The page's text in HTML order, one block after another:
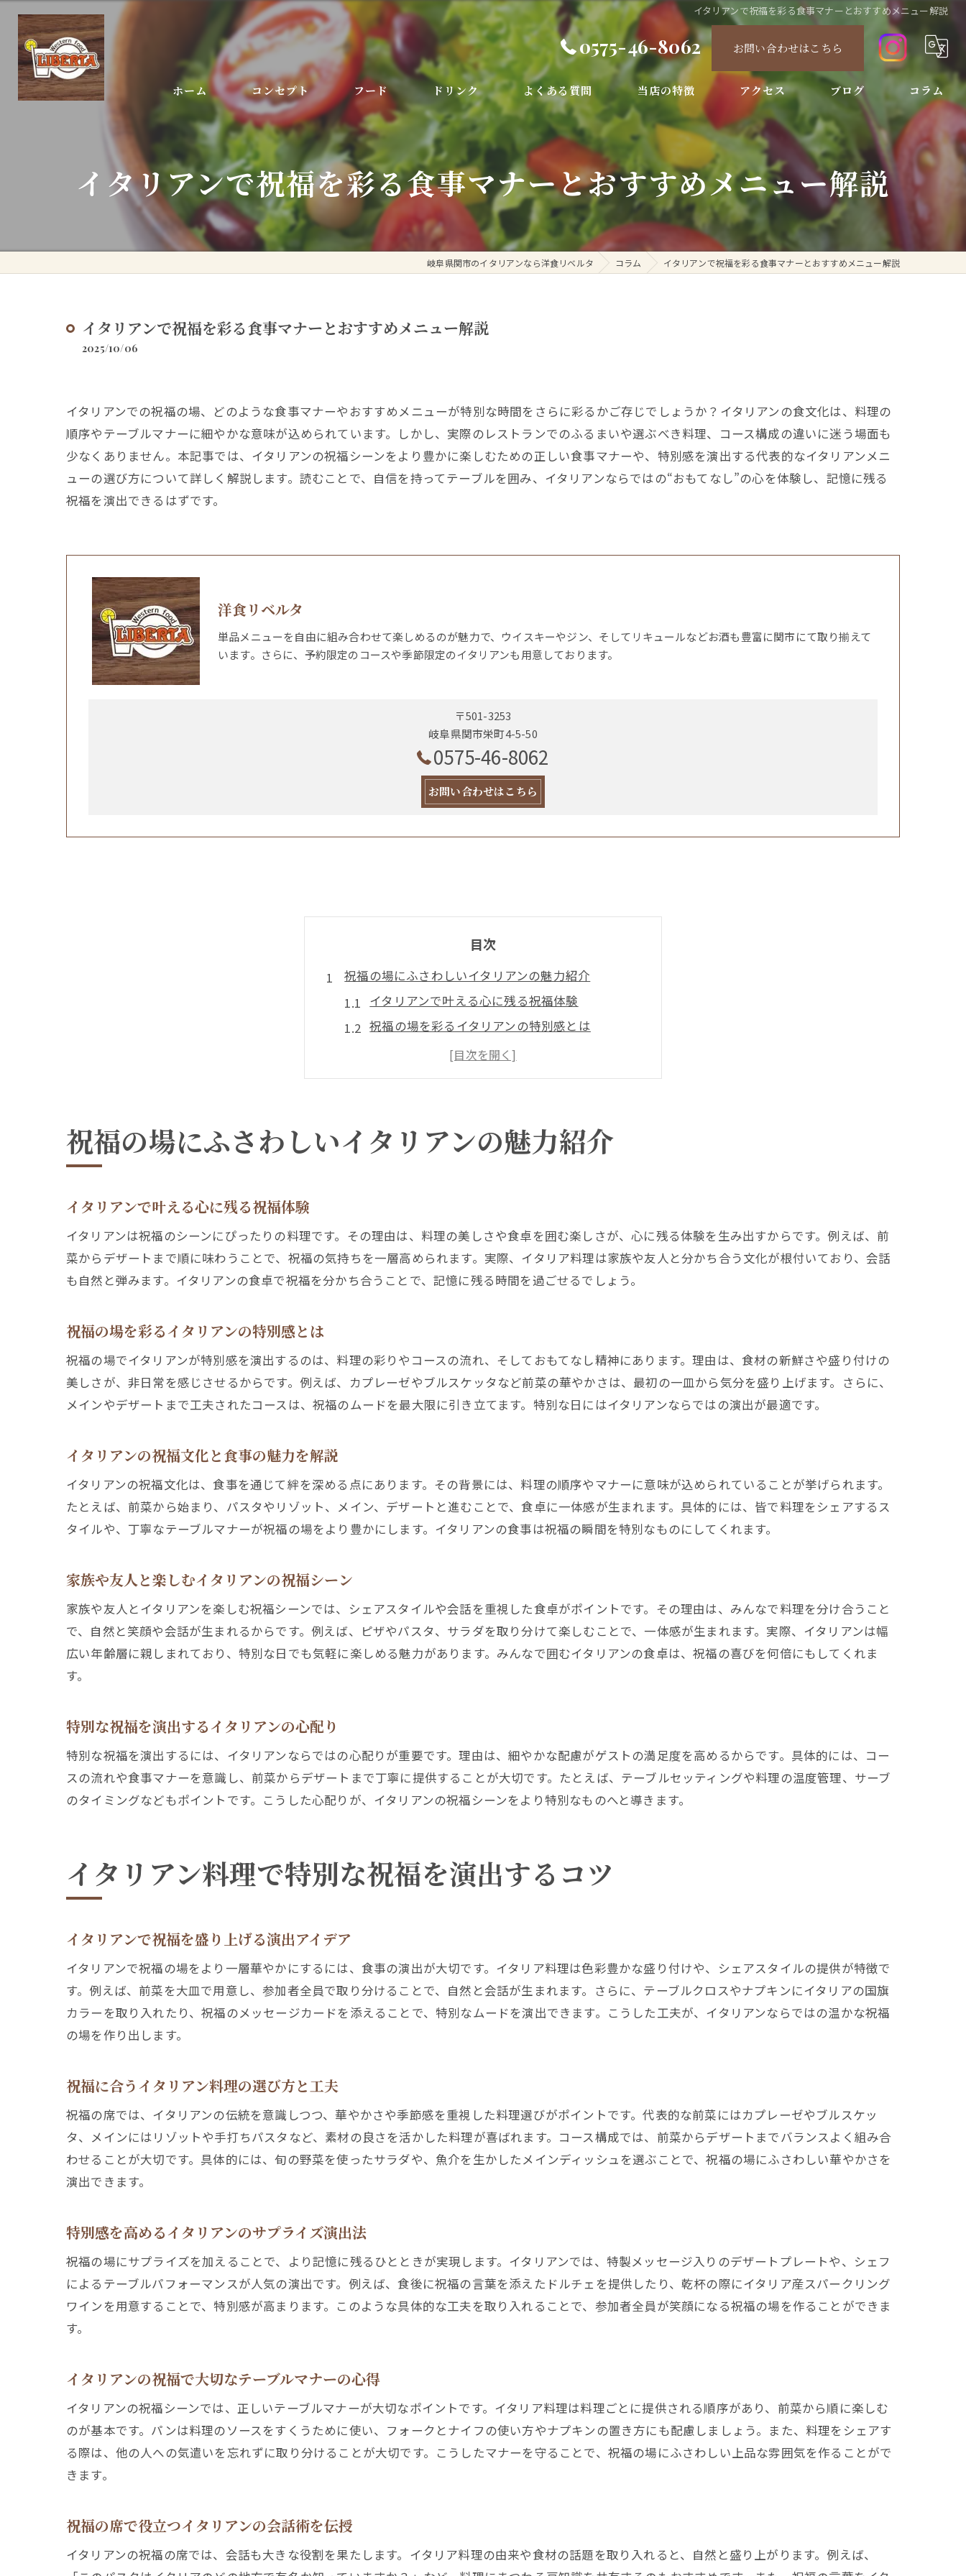
イタリアンで祝福を彩る食事マナーとおすすめメニュー解説
0575-46-8062 お問い合わせはこちら
ホーム コンセプト
店長あいさつ
フード ドリンク よくある質問 当店の特徴
ディナー
コース
お酒
ランチ
アクセス ブログ コラム
イタリアンで祝福を彩る食事マナーとおすすめメニュー解説
岐阜県関市のイタリアンなら洋食リベルタ コラム イタリアンで祝福を彩る食事マナーとおすすめメニュー解説
イタリアンで祝福を彩る食事マナーとおすすめメニュー解説
2025/10/06
イタリアンでの祝福の場、どのような食事マナーやおすすめメニューが特別な時間をさらに彩るかご存じでしょうか？イタリアンの食文化は、料理の
順序やテーブルマナーに細やかな意味が込められています。しかし、実際のレストランでのふるまいや選ぶべき料理、コース構成の違いに迷う場面も
少なくありません。本記事では、イタリアンの祝福シーンをより豊かに楽しむための正しい食事マナーや、特別感を演出する代表的なイタリアンメニ
ューの選び方について詳しく解説します。読むことで、自信を持ってテーブルを囲み、イタリアンならではの“おもてなし”の心を体験し、記憶に残る
祝福を演出できるはずです。
洋食リベルタ
単品メニューを自由に組み合わせて楽しめるのが魅力で、ウイスキーやジン、そしてリキュールなどお酒も豊富に関市にて取り揃えて
います。さらに、予約限定のコースや季節限定のイタリアンも用意しております。
〒501-3253
岐阜県関市栄町4-5-50
0575-46-8062
お問い合わせはこちら
目次
祝福の場にふさわしいイタリアンの魅力紹介
イタリアンで叶える心に残る祝福体験
祝福の場を彩るイタリアンの特別感とは
イタリアンの祝福文化と食事の魅力を解説
家族や友人と楽しむイタリアンの祝福シーン
イタリアン料理で特別な祝福を演出するコツ
イタリアンで祝福を盛り上げる演出アイデア
イタリアンの祝福で大切なテーブルマナーの心得
祝福の席で役立つイタリアンの会話術を伝授
大切な瞬間を彩るイタリアン食事マナーの基本
イタリアンで気を付けたい食事マナー一覧
祝福がより上質になるイタリアンのマナー解説
イタリアンの祝福場で守りたいエチケット
祝福の思い出作りにイタリアンが選ばれる訳
イタリアンの祝福で生まれる絆と喜びを解説
なぜ祝福の場にイタリアンがふさわしいのか
イタリアンの定番メニューで祝福をより華やかに
祝福にぴったりなイタリアン定番メニュー選び
イタリアンの華やかな定番料理で祝福を実現
特別な祝福を演出するイタリアンの人気料理
祝福にふさわしいイタリアン店選びのコツ
イタリアンの店舗を祝福用に選ぶ際のポイント
祝福シーンで重視すべきイタリアンの条件
祝福の場にふさわしいイタリアンの魅力紹介
イタリアンで叶える心に残る祝福体験
イタリアンは祝福のシーンにぴったりの料理です。その理由は、料理の美しさや食卓を囲む楽しさが、心に残る体験を生み出すからです。例えば、前
菜からデザートまで順に味わうことで、祝福の気持ちを一層高められます。実際、イタリア料理は家族や友人と分かち合う文化が根付いており、会話
も自然と弾みます。イタリアンの食卓で祝福を分かち合うことで、記憶に残る時間を過ごせるでしょう。
祝福の場を彩るイタリアンの特別感とは
祝福の場でイタリアンが特別感を演出するのは、料理の彩りやコースの流れ、そしておもてなし精神にあります。理由は、食材の新鮮さや盛り付けの
美しさが、非日常を感じさせるからです。例えば、カプレーゼやブルスケッタなど前菜の華やかさは、最初の一皿から気分を盛り上げます。さらに、
メインやデザートまで工夫されたコースは、祝福のムードを最大限に引き立てます。特別な日にはイタリアンならではの演出が最適です。
イタリアンの祝福文化と食事の魅力を解説
イタリアンの祝福文化は、食事を通じて絆を深める点にあります。その背景には、料理の順序やマナーに意味が込められていることが挙げられます。
たとえば、前菜から始まり、パスタやリゾット、メイン、デザートと進むことで、食卓に一体感が生まれます。具体的には、皆で料理をシェアするス
タイルや、丁寧なテーブルマナーが祝福の場をより豊かにします。イタリアンの食事は祝福の瞬間を特別なものにしてくれます。
家族や友人と楽しむイタリアンの祝福シーン
家族や友人とイタリアンを楽しむ祝福シーンでは、シェアスタイルや会話を重視した食卓がポイントです。その理由は、みんなで料理を分け合うこと
で、自然と笑顔や会話が生まれるからです。例えば、ピザやパスタ、サラダを取り分けて楽しむことで、一体感が生まれます。実際、イタリアンは幅
広い年齢層に親しまれており、特別な日でも気軽に楽しめる魅力があります。みんなで囲むイタリアンの食卓は、祝福の喜びを何倍にもしてくれま
す。
特別な祝福を演出するイタリアンの心配り
特別な祝福を演出するには、イタリアンならではの心配りが重要です。理由は、細やかな配慮がゲストの満足度を高めるからです。具体的には、コー
スの流れや食事マナーを意識し、前菜からデザートまで丁寧に提供することが大切です。たとえば、テーブルセッティングや料理の温度管理、サーブ
のタイミングなどもポイントです。こうした心配りが、イタリアンの祝福シーンをより特別なものへと導きます。
イタリアン料理で特別な祝福を演出するコツ
イタリアンで祝福を盛り上げる演出アイデア
イタリアンで祝福の場をより一層華やかにするには、食事の演出が大切です。イタリア料理は色彩豊かな盛り付けや、シェアスタイルの提供が特徴で
す。例えば、前菜を大皿で用意し、参加者全員で取り分けることで、自然と会話が生まれます。さらに、テーブルクロスやナプキンにイタリアの国旗
カラーを取り入れたり、祝福のメッセージカードを添えることで、特別なムードを演出できます。こうした工夫が、イタリアンならではの温かな祝福
の場を作り出します。
祝福に合うイタリアン料理の選び方と工夫
祝福の席では、イタリアンの伝統を意識しつつ、華やかさや季節感を重視した料理選びがポイントです。代表的な前菜にはカプレーゼやブルスケッ
タ、メインにはリゾットや手打ちパスタなど、素材の良さを活かした料理が喜ばれます。コース構成では、前菜からデザートまでバランスよく組み合
わせることが大切です。具体的には、旬の野菜を使ったサラダや、魚介を生かしたメインディッシュを選ぶことで、祝福の場にふさわしい華やかさを
演出できます。
特別感を高めるイタリアンのサプライズ演出法
祝福の場にサプライズを加えることで、より記憶に残るひとときが実現します。イタリアンでは、特製メッセージ入りのデザートプレートや、シェフ
によるテーブルパフォーマンスが人気の演出です。例えば、食後に祝福の言葉を添えたドルチェを提供したり、乾杯の際にイタリア産スパークリング
ワインを用意することで、特別感が高まります。このような具体的な工夫を取り入れることで、参加者全員が笑顔になる祝福の場を作ることができま
す。
イタリアンの祝福で大切なテーブルマナーの心得
イタリアンの祝福シーンでは、正しいテーブルマナーが大切なポイントです。イタリア料理は料理ごとに提供される順序があり、前菜から順に楽しむ
のが基本です。パンは料理のソースをすくうために使い、フォークとナイフの使い方やナプキンの置き方にも配慮しましょう。また、料理をシェアす
る際は、他の人への気遣いを忘れずに取り分けることが大切です。こうしたマナーを守ることで、祝福の場にふさわしい上品な雰囲気を作ることがで
きます。
祝福の席で役立つイタリアンの会話術を伝授
イタリアンの祝福の席では、会話も大きな役割を果たします。イタリア料理の由来や食材の話題を取り入れると、自然と盛り上がります。例えば、